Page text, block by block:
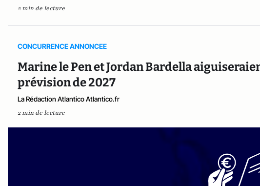
2 min de lecture
CONCURRENCE ANNONCEE
Marine le Pen et Jordan Bardella
prévision de 2027
La Rédaction Atlantico Atlantico.fr
2 min de lecture